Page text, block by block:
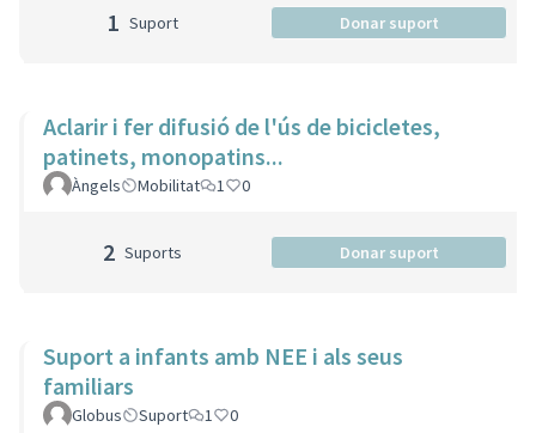
1 Suport Donar suport
Aclarir i fer difusió de l'ús de bicicletes,
patinets, monopatins...
Àngels Mobilitat 1 0
2 Suports Donar suport
Suport a infants amb NEE i als seus
familiars
Globus Suport 1 0